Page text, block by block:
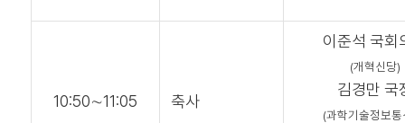
10:50∼11:05 축사
이준석 국회
(개혁신당)
김경만 국
(과학기술정보